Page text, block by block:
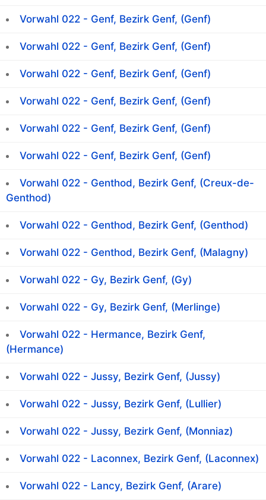
Vorwahl 022 - Genf, Bezirk Genf, (Genf)
Vorwahl 022 - Genf, Bezirk Genf, (Genf)
Vorwahl 022 - Genf, Bezirk Genf, (Genf)
Vorwahl 022 - Genf, Bezirk Genf, (Genf)
Vorwahl 022 - Genf, Bezirk Genf, (Genf)
Vorwahl 022 - Genf, Bezirk Genf, (Genf)
Vorwahl 022 - Genthod, Bezirk Genf, (Creux-de-
Genthod)
Vorwahl 022 - Genthod, Bezirk Genf, (Genthod)
Vorwahl 022 - Genthod, Bezirk Genf, (Malagny)
Vorwahl 022 - Gy, Bezirk Genf, (Gy)
Vorwahl 022 - Gy, Bezirk Genf, (Merlinge)
Vorwahl 022 - Hermance, Bezirk Genf,
(Hermance)
Vorwahl 022 - Jussy, Bezirk Genf, (Jussy)
Vorwahl 022 - Jussy, Bezirk Genf, (Lullier)
Vorwahl 022 - Jussy, Bezirk Genf, (Monniaz)
Vorwahl 022 - Laconnex, Bezirk Genf, (Laconnex)
Vorwahl 022 - Lancy, Bezirk Genf, (Arare)